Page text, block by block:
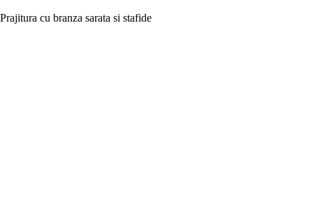
Prajitura cu branza sarata si stafide